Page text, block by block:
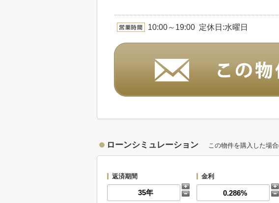
10:00～19:00 定休日:水曜日
ローンシミュレーション この物件を購入した場
返済期間 金利